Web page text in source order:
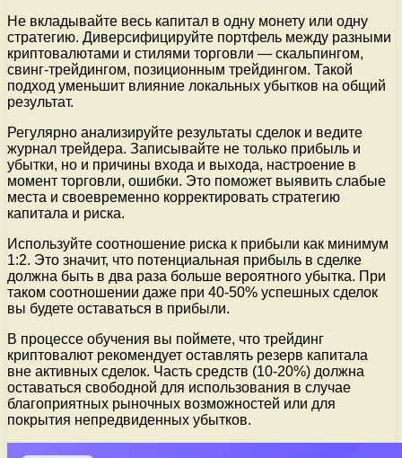
Не вкладывайте весь капитал в одну монету или одну
стратегию. Диверсифицируйте портфель между разными
криптовалютами и стилями торговли — скальпингом,
свинг-трейдингом, позиционным трейдингом. Такой
подход уменьшит влияние локальных убытков на общий
результат.
Регулярно анализируйте результаты сделок и ведите
журнал трейдера. Записывайте не только прибыль и
убытки, но и причины входа и выхода, настроение в
момент торговли, ошибки. Это поможет выявить слабые
места и своевременно корректировать стратегию
капитала и риска.
Используйте соотношение риска к прибыли как минимум
1:2. Это значит, что потенциальная прибыль в сделке
должна быть в два раза больше вероятного убытка. При
таком соотношении даже при 40-50% успешных сделок
вы будете оставаться в прибыли.
В процессе обучения вы поймете, что трейдинг
криптовалют рекомендует оставлять резерв капитала
вне активных сделок. Часть средств (10-20%) должна
оставаться свободной для использования в случае
благоприятных рыночных возможностей или для
покрытия непредвиденных убытков.